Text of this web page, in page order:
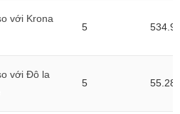
với Krona
5
với Đô la
5 55.28